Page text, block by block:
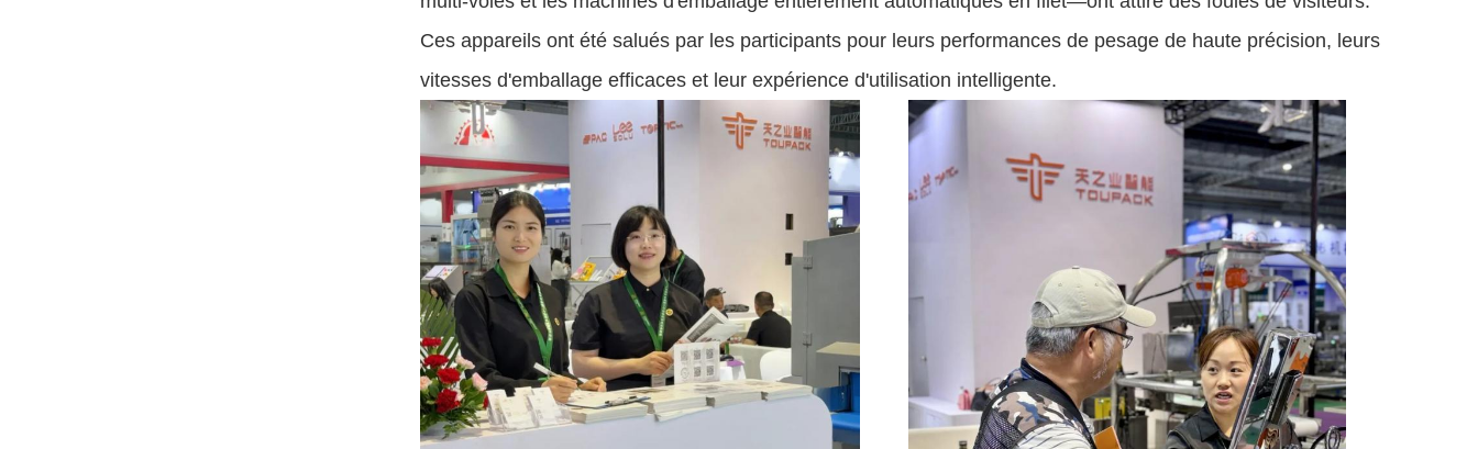
Ces appareils ont été salués par les participants pour leurs performances de pesage de haute précision, leurs
vitesses d'emballage efficaces et leur expérience d'utilisation intelligente.